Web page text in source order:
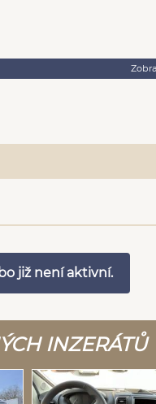
již není aktivní.
INZERÁTŮ